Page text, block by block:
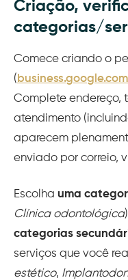
Criação,
categorias/
Comece criando o
( business.google.com
Complete endereço,
atendimento
aparecem
enviado por correio,
Escolha uma
Clínica odontológica
categorias
serviços que você
estético,